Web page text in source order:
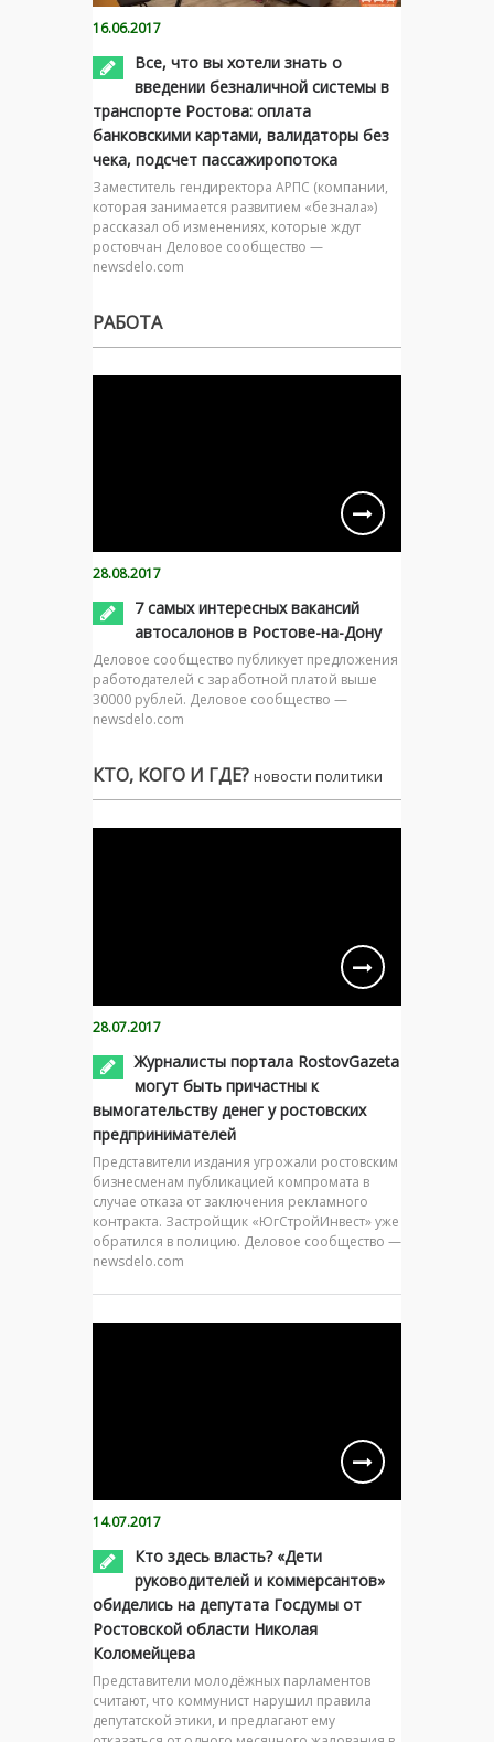
16.06.2017
Все, что вы хотели знать о
введении безналичной системы в
транспорте Ростова: оплата
банковскими картами, валидаторы без
чека, подсчет пассажиропотока
Заместитель гендиректора АРПС (компании,
которая занимается развитием «безнала»)
рассказал об изменениях, которые ждут
ростовчан Деловое сообщество —
newsdelo.com
РАБОТА
28.08.2017
7 самых интересных вакансий
автосалонов в Ростове-на-Дону
Деловое сообщество публикует предложения
работодателей с заработной платой выше
30000 рублей. Деловое сообщество —
newsdelo.com
КТО, КОГО И ГДЕ? новости политики
28.07.2017
Журналисты портала RostovGazeta
могут быть причастны к
вымогательству денег у ростовских
предпринимателей
Представители издания угрожали ростовским
бизнесменам публикацией компромата в
случае отказа от заключения рекламного
контракта. Застройщик «ЮгСтройИнвест» уже
обратился в полицию. Деловое сообщество —
newsdelo.com
14.07.2017
Кто здесь власть? «Дети
руководителей и коммерсантов»
обиделись на депутата Госдумы от
Ростовской области Николая
Коломейцева
Представители молодёжных парламентов
считают, что коммунист нарушил правила
депутатской этики, и предлагают ему